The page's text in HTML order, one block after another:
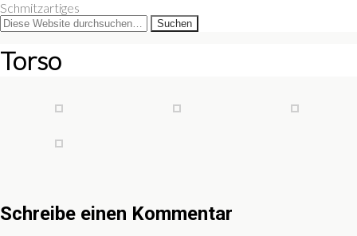
Schmitzartiges
Torso
Schreibe einen Kommentar